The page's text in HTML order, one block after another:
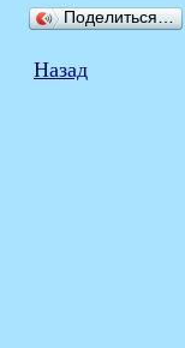
Поделиться…
Назад